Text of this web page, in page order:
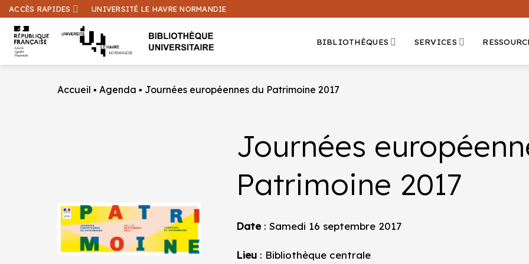
Passer
au
contenu
ACCÈS RAPIDES UNIVERSITÉ LE HAVRE NORMANDIE
BIBLIOTHÈQUES SERVICES
Accueil ▪Agenda ▪ Journées européennes du Patrimoine 2017
Journées
Patrimoine 2017
Date: Samedi 16 septembre 2017
Lieu: Bibliothèque centrale